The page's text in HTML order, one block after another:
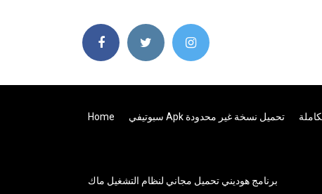
Home سبوتيفي Apk تحميل نسخة غير محدودة
برنامج هوديني تحميل مجاني لنظام التشغيل ماك